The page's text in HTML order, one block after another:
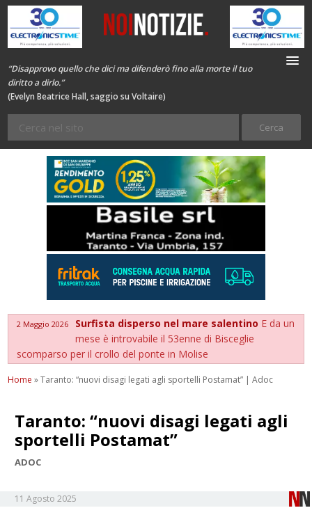
“Disapprovo quello che dici ma difenderò fino alla morte il tuo
diritto a dirlo.”
(Evelyn Beatrice Hall, saggio su Voltaire)
2 Maggio 2026 Surfista disperso nel mare salentino E da un
mese è introvabile il 53enne di Bisceglie
scomparso per il crollo del ponte in Molise
Home »Taranto: “nuovi disagi legati agli sportelli Postamat” | Adoc
Taranto: “nuovi disagi legati agli
sportelli Postamat”
ADOC
11 Agosto 2025